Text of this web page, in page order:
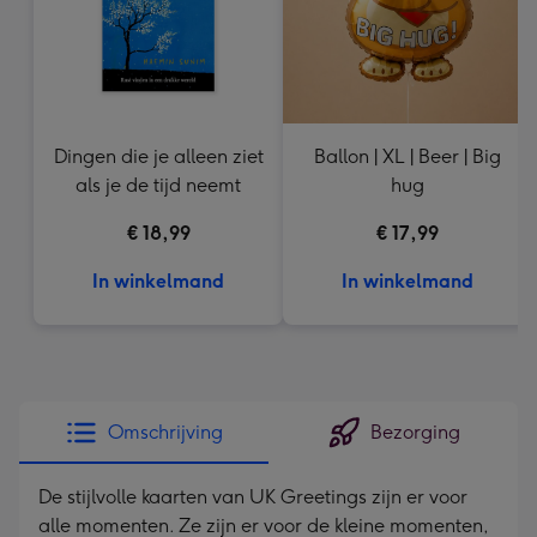
Dingen die je alleen ziet
als je de tijd neemt
€ 18,99
In winkelmand
Ballon | XL | Beer | Big
hug
€ 17,99
In winkelmand
Omschrijving Bezorging
De stijlvolle kaarten van UK Greetings zijn er voor
alle momenten. Ze zijn er voor de kleine momenten,